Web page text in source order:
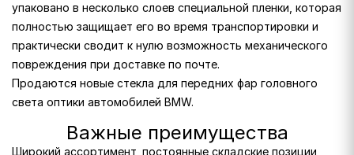
упаковано в несколько слоев специальной пленки, которая
полностью защищает его во время транспортировки и
практически сводит к нулю возможность механического
повреждения при доставке по почте.
Продаются новые стекла для передних фар головного
света оптики автомобилей BMW.
Важные преимущества
Широкий ассортимент, постоянные складские позиции,